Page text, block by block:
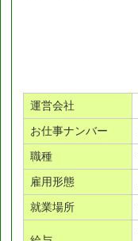
運営会社
お仕事ナンバー
職種
雇用形態
就業場所